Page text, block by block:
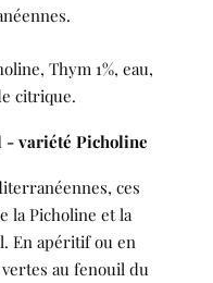
Thym 1%, eau,
citrique.
- variété Picholine
ces
la Picholine et la
En apéritif ou en
au fenouil du